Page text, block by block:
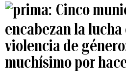
Cinco
encabezan la
violencia de
muchísimo por